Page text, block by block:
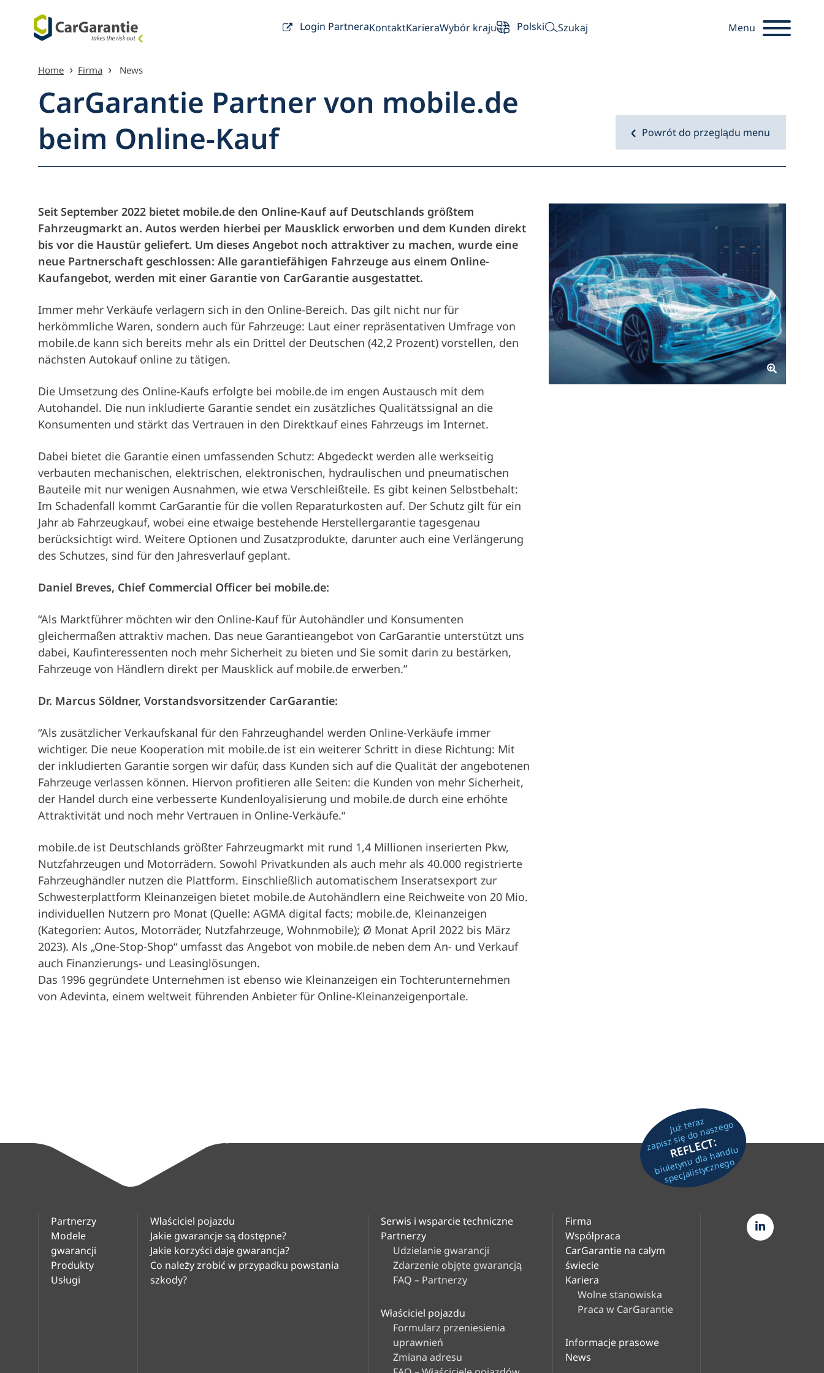
Przejdź do treści
Login PartneraKontaktKarieraWybór kraju Polski Szukaj Menu
Partnerzy
Właściciel
pojazdu
Serwis i
wsparcie
techniczne
Partnerzy
Właściciel pojazdu
Firma
Kariera
Home Firma News
CarGarantie Partner von mobile.de
beim Online-Kauf
Powrót do przeglądu menu
Seit September 2022 bietet mobile.de den Online-Kauf auf Deutschlands größtem
Fahrzeugmarkt an. Autos werden hierbei per Mausklick erworben und dem Kunden direkt
bis vor die Haustür geliefert. Um dieses Angebot noch attraktiver zu machen, wurde eine
neue Partnerschaft geschlossen: Alle garantiefähigen Fahrzeuge aus einem Online-
Kaufangebot, werden mit einer Garantie von CarGarantie ausgestattet.
Immer mehr Verkäufe verlagern sich in den Online-Bereich. Das gilt nicht nur für
herkömmliche Waren, sondern auch für Fahrzeuge: Laut einer repräsentativen Umfrage von
mobile.de kann sich bereits mehr als ein Drittel der Deutschen (42,2 Prozent) vorstellen, den
nächsten Autokauf online zu tätigen.
Die Umsetzung des Online-Kaufs erfolgte bei mobile.de im engen Austausch mit dem
Autohandel. Die nun inkludierte Garantie sendet ein zusätzliches Qualitätssignal an die
Konsumenten und stärkt das Vertrauen in den Direktkauf eines Fahrzeugs im Internet.
Dabei bietet die Garantie einen umfassenden Schutz: Abgedeckt werden alle werkseitig
verbauten mechanischen, elektrischen, elektronischen, hydraulischen und pneumatischen
Bauteile mit nur wenigen Ausnahmen, wie etwa Verschleißteile. Es gibt keinen Selbstbehalt:
Im Schadenfall kommt CarGarantie für die vollen Reparaturkosten auf. Der Schutz gilt für ein
Jahr ab Fahrzeugkauf, wobei eine etwaige bestehende Herstellergarantie tagesgenau
berücksichtigt wird. Weitere Optionen und Zusatzprodukte, darunter auch eine Verlängerung
des Schutzes, sind für den Jahresverlauf geplant.
Daniel Breves, Chief Commercial Officer bei mobile.de:
“Als Marktführer möchten wir den Online-Kauf für Autohändler und Konsumenten
gleichermaßen attraktiv machen. Das neue Garantieangebot von CarGarantie unterstützt uns
dabei, Kaufinteressenten noch mehr Sicherheit zu bieten und Sie somit darin zu bestärken,
Fahrzeuge von Händlern direkt per Mausklick auf mobile.de erwerben.”
Dr. Marcus Söldner, Vorstandsvorsitzender CarGarantie:
“Als zusätzlicher Verkaufskanal für den Fahrzeughandel werden Online-Verkäufe immer
wichtiger. Die neue Kooperation mit mobile.de ist ein weiterer Schritt in diese Richtung: Mit
der inkludierten Garantie sorgen wir dafür, dass Kunden sich auf die Qualität der angebotenen
Fahrzeuge verlassen können. Hiervon profitieren alle Seiten: die Kunden von mehr Sicherheit,
der Handel durch eine verbesserte Kundenloyalisierung und mobile.de durch eine erhöhte
Attraktivität und noch mehr Vertrauen in Online-Verkäufe.“
mobile.de ist Deutschlands größter Fahrzeugmarkt mit rund 1,4 Millionen inserierten Pkw,
Nutzfahrzeugen und Motorrädern. Sowohl Privatkunden als auch mehr als 40.000 registrierte
Fahrzeughändler nutzen die Plattform. Einschließlich automatischem Inseratsexport zur
Schwesterplattform Kleinanzeigen bietet mobile.de Autohändlern eine Reichweite von 20 Mio.
individuellen Nutzern pro Monat (Quelle: AGMA digital facts; mobile.de, Kleinanzeigen
(Kategorien: Autos, Motorräder, Nutzfahrzeuge, Wohnmobile); Ø Monat April 2022 bis März
2023). Als „One-Stop-Shop“ umfasst das Angebot von mobile.de neben dem An- und Verkauf
auch Finanzierungs- und Leasinglösungen.
Das 1996 gegründete Unternehmen ist ebenso wie Kleinanzeigen ein Tochterunternehmen
von Adevinta, einem weltweit führenden Anbieter für Online-Kleinanzeigenportale.
Już teraz
zapisz się do naszego
REFLECT:
biuletynu dla handlu
specjalistycznego
Partnerzy
Modele
gwarancji
Produkty
Usługi
Właściciel pojazdu
Jakie gwarancje są dostępne?
Jakie korzyści daje gwarancja?
Co należy zrobić w przypadku powstania
szkody?
Serwis i wsparcie techniczne
Partnerzy
Udzielanie gwarancji
Zdarzenie objęte gwarancją
FAQ – Partnerzy
Właściciel pojazdu
Formularz przeniesienia
uprawnień
Zmiana adresu
Firma
Współpraca
CarGarantie na całym
świecie
Kariera
Wolne stanowiska
Praca w CarGarantie
Informacje prasowe
News